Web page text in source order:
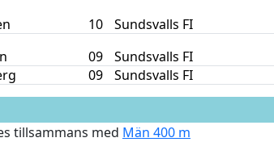
10 Sundsvalls FI
09 Sundsvalls FI
09 Sundsvalls FI
tillsammans med Män 400 m